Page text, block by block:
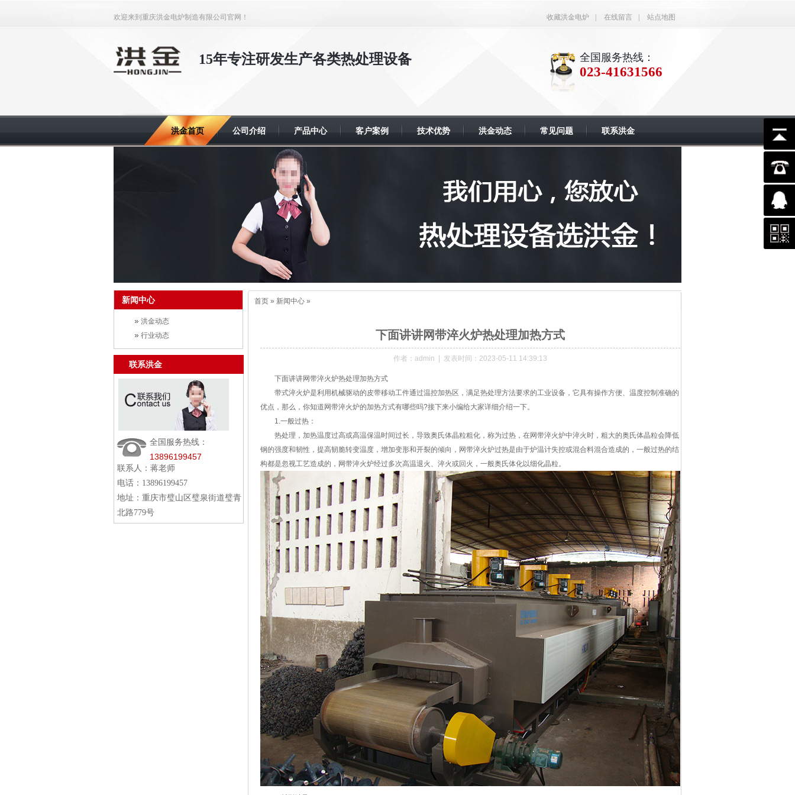
收藏洪金电炉 在线留言 站点地图
欢迎来到重庆洪金电炉制造有限公司官网！
15年专注研发生产各类热处理设备 全国服务热线：
023-41631566
洪金首页 公司介绍 产品中心 客户案例 技术优势 洪金动态 常见问题 联系洪金
新闻中心
洪金动态
行业动态
联系洪金
全国服务热线：
13896199457
联系人：蒋老师
电话：13896199457
地址：重庆市璧山区璧泉街道璧青
北路779号
首页 » 新闻中心 »
下面讲讲网带淬火炉热处理加热方式
作者：admin | 发表时间：2023-05-11 14:39:13
下面讲讲网带淬火炉热处理加热方式
带式淬火炉是利用机械驱动的皮带移动工件通过温控加热区，满足热处理方法要求的工业设备，它具有操作方便、温度控制准确的
优点，那么，你知道网带淬火炉的加热方式有哪些吗?接下来小编给大家详细介绍一下。
1.一般过热：
热处理，加热温度过高或高温保温时间过长，导致奥氏体晶粒粗化，称为过热，在网带淬火炉中淬火时，粗大的奥氏体晶粒会降低
钢的强度和韧性，提高韧脆转变温度，增加变形和开裂的倾向，网带淬火炉过热是由于炉温计失控或混合料混合造成的，一般过热的结
构都是忽视工艺造成的，网带淬火炉经过多次高温退火、淬火或回火，一般奥氏体化以细化晶粒。